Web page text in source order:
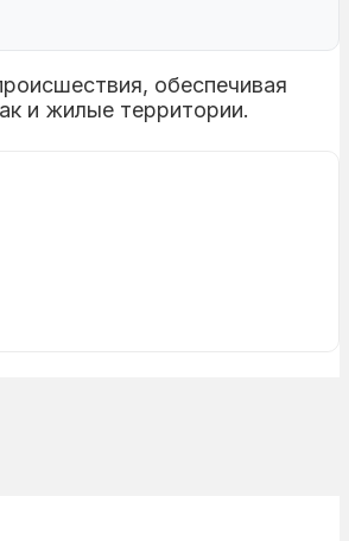
обеспечивая
и жилые территории.